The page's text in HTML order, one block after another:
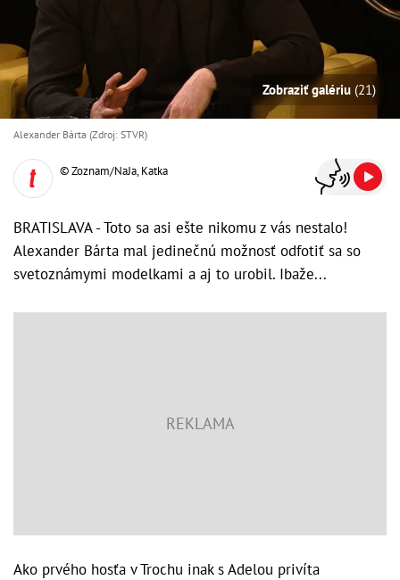
Zobraziť galériu (21)
Alexander Bárta (Zdroj: STVR)
© Zoznam/NaJa, Katka
BRATISLAVA - Toto sa asi ešte nikomu z vás nestalo!
Alexander Bárta mal jedinečnú možnosť odfotiť sa so
svetoznámymi modelkami a aj to urobil. Ibaže...
Ako prvého hosťa v Trochu inak s Adelou privíta